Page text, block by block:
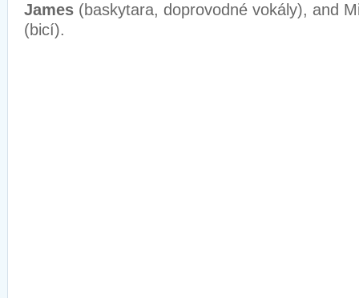
James (baskytara, doprovodné vokály), and
(bicí).